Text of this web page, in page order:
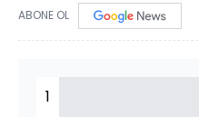
ABONE OL
1